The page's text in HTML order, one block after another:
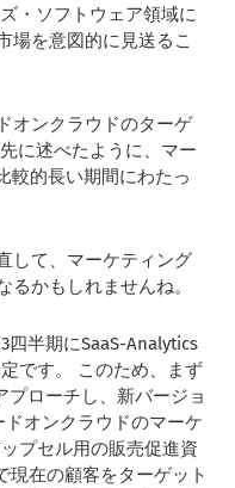
・ソフトウェア領域に
場を意図的に見送るこ
オンクラウドのターゲ
に述べたように、マー
較的長い期間にわたっ
して、マーケティング
かもしれませんね。
四半期にSaaS-Analytics
です。 このため、まず
プローチし、新バージョ
オンクラウドのマーケ
プセル用の販売促進資
現在の顧客をターゲット